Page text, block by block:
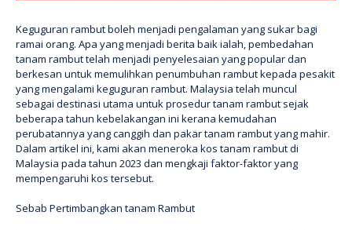
Keguguran rambut boleh menjadi pengalaman yang sukar bagi
ramai orang. Apa yang menjadi berita baik ialah, pembedahan
tanam rambut telah menjadi penyelesaian yang popular dan
berkesan untuk memulihkan penumbuhan rambut kepada pesakit
yang mengalami keguguran rambut. Malaysia telah muncul
sebagai destinasi utama untuk prosedur tanam rambut sejak
beberapa tahun kebelakangan ini kerana kemudahan
perubatannya yang canggih dan pakar tanam rambut yang mahir.
Dalam artikel ini, kami akan meneroka kos tanam rambut di
Malaysia pada tahun 2023 dan mengkaji faktor-faktor yang
mempengaruhi kos tersebut.
Sebab Pertimbangkan tanam Rambut